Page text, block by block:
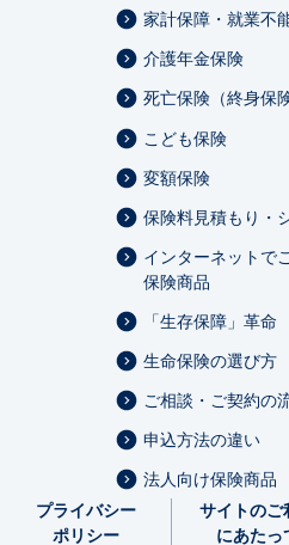
家計保障・就業不
介護年金保険
死亡保険（終身保
こども保険
変額保険
保険料見積もり・
インターネットで
保険商品
「生存保障」革命
生命保険の選び方
ご相談・ご契約の
申込方法の違い
法人向け保険商品
プライバシー
ポリシー
サイトのご
にあたっ